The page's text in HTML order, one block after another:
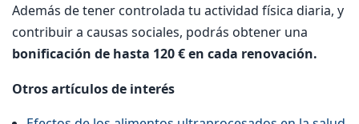
Además de tener controlada tu actividad física diaria, y
contribuir a causas sociales, podrás obtener una
bonificación de hasta 120 € en cada renovación.
Otros artículos de interés